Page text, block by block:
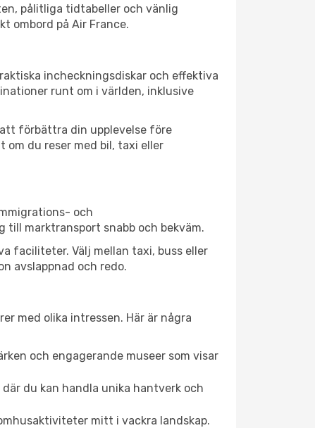
pålitliga tidtabeller och vänlig
ombord på Air France.
incheckningsdiskar och effektiva
runt om i världen, inklusive
förbättra din upplevelse före
du reser med bil, taxi eller
och
marktransport snabb och bekväm.
faciliteter. Välj mellan taxi, buss eller
avslappnad och redo.
med olika intressen. Här är några
och engagerande museer som visar
du kan handla unika hantverk och
mitt i vackra landskap.